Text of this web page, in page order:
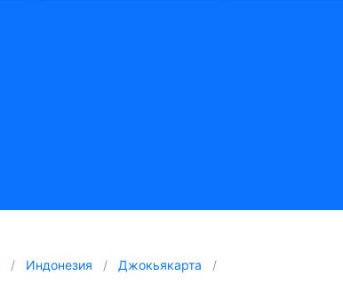
Индонезия
Джокьякарта